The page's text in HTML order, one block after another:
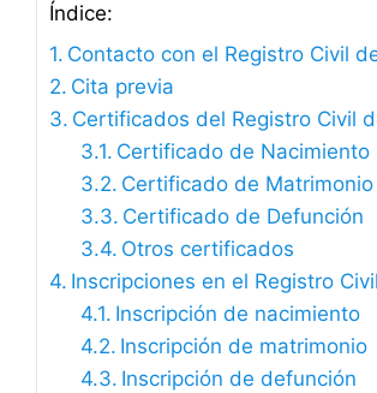
Índice:
Contacto con el Registro Civil
Cita previa
Certificados del Registro Civil
Certificado de Nacimiento
Certificado de Matrimonio
Certificado de Defunción
Otros certificados
Inscripciones en el Registro
Inscripción de nacimiento
Inscripción de matrimonio
Inscripción de defunción